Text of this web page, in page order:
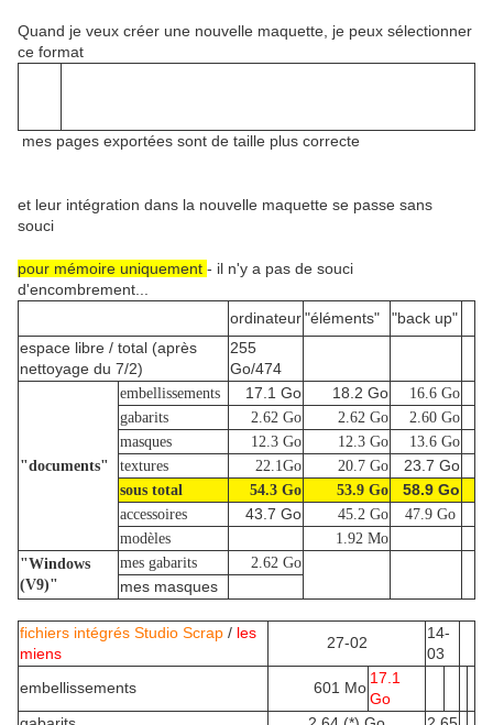
Quand je veux créer une nouvelle maquette, je peux sélectionner
ce format
mes pages exportées sont de taille plus correcte
et leur intégration dans la nouvelle maquette se passe sans
souci
pour mémoire uniquement - il n'y a pas de souci
d'encombrement...
ordinateur"éléments"
"back up"
espace libre / total (après
nettoyage du 7/2)
255
Go/474
"documents"
embellissements 17.1 Go 18.2 Go
16.6 Go
gabarits
2.62 Go 2.62 Go
2.60 Go
masques
12.3 Go 12.3 Go
13.6 Go
textures
22.1Go 20.7 Go 23.7 Go
sous total 54.3 Go 53.9 Go 58.9 Go
accessoires 43.7 Go 45.2 Go
47.9 Go
modèles
1.92 Mo
"Windows
(V9)"
mes gabarits 2.62 Go
mes masques
fichiers intégrés Studio Scrap / les
miens
27-02
14-
03
embellissements
601 Mo
17.1
Go